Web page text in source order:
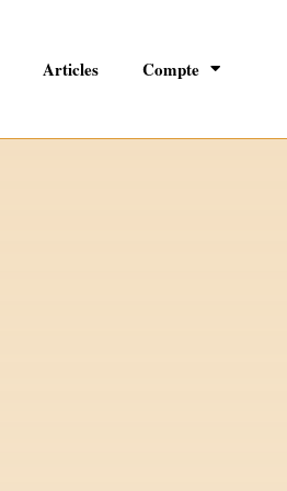
Articles Compte